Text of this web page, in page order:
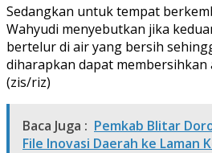
Sedangkan untuk tempat
Wahyudi menyebutkan jika
bertelur di air yang bersih
diharapkan dapat
(zis/riz)
Baca Juga : Pemkab Blitar
File Inovasi Daerah ke Laman